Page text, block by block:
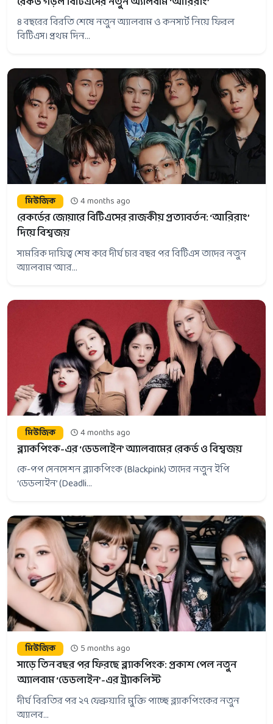
৪ বছরের বিরতি শেষে নতুন অ্যালবাম ও কনসার্ট নিয়ে ফিরল
বিটিএস। প্রথম দিন...
মিউজিক 4 months ago
রেকর্ডের জোয়ারে বিটিএসের রাজকীয় প্রত্যাবর্তন: ‘আরিরাং’
দিয়ে বিশ্বজয়
সামরিক দায়িত্ব শেষ করে দীর্ঘ চার বছর পর বিটিএস তাদের নতুন
অ্যালবাম ‘আর...
মিউজিক 4 months ago
ব্ল্যাকপিংক-এর ‘ডেডলাইন’ অ্যালবামের রেকর্ড ও বিশ্বজয়
কে-পপ সেনসেশন ব্ল্যাকপিংক (Blackpink) তাদের নতুন ইপি
‘ডেডলাইন’ (Deadli...
মিউজিক 5 months ago
সাড়ে তিন বছর পর ফিরছে ব্ল্যাকপিংক: প্রকাশ পেল নতুন
অ্যালবাম ‘ডেডলাইন’-এর ট্র্যাকলিস্ট
দীর্ঘ বিরতির পর ২৭ ফেব্রুয়ারি মুক্তি পাচ্ছে ব্ল্যাকপিংকের নতুন
অ্যালব...